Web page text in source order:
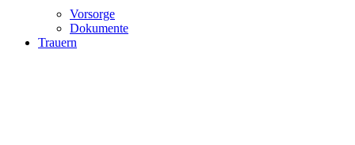
Vorsorge
Dokumente
Trauern